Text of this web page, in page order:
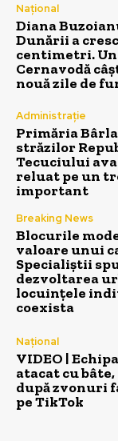
Național
Diana
Dunării a
centimetri.
Cernavodă
nouă zile de
Administrație
Primăria
străzilor
Tecuciului
reluat pe un
important
Breaking News
Blocurile
valoare unui
Specialiștii
dezvoltarea
locuințele
coexista
Național
VIDEO |
atacat cu
după zvonuri
pe TikTok